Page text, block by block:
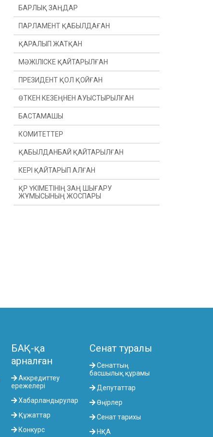
БАРЛЫҚ ЗАҢДАР
ПАРЛАМЕНТ ҚАБЫЛДАҒАН
ҚАРАЛЫП ЖАТҚАН
МӘЖІЛІСКЕ ҚАЙТАРЫЛҒАН
ПРЕЗИДЕНТ ҚОЛ ҚОЙҒАН
ӨТКЕН КЕЗЕҢНЕН АУЫСТЫРЫЛҒАН
ӨТКЕН ЖЫЛДАН
ӨТКЕН СЕССИЯДАН
БАСТАМАШЫ
ПРЕЗИДЕНТ
ДЕПУТАТ(Ы)
ҮКІМЕТ
КОМИТЕТТЕР
КОНСТИТУЦИЯЛЫҚ ЗАҢНАМА, СОТ
ЖҮЙЕСІ ЖӘНЕ ҚҰҚЫҚ ҚОРҒАУ
ОРГАНДАРЫ КОМИТЕТІ
ҚАРЖЫ ЖӘНЕ БЮДЖЕТ КОМИТЕТІ
ХАЛЫҚАРАЛЫҚ ҚАТЫНАСТАР,
ҚАБЫЛДАНБАЙ ҚАЙТАРЫЛҒАН
КЕРІ ҚАЙТАРЫП АЛҒАН
ҚР ҮКІМЕТІНІҢ ЗАҢ ШЫҒАРУ
ЖҰМЫСЫНЫҢ ЖОСПАРЫ
БАҚ-қа
арналған
Аккредиттеу
ережелері
Хабарландырулар
Құжаттар
Конкурс
Сенат туралы
Сенаттың
басшылық құрамы
Депутаттар
Өңірлер
Сенат тарихы
НҚА